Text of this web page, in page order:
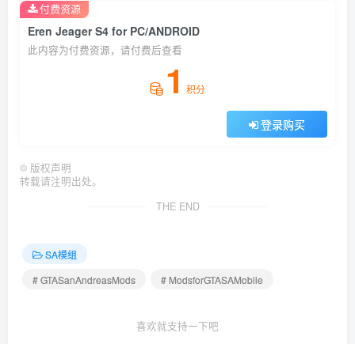
Eren Jeager S4 for PC/ANDROID
此内容为付费资源，请付费后查看
1 积分
登录购买
付费资源
© 版权声明
转载请注明出处。
THE END
SA模组
# GTASanAndreasMods
# ModsforGTASAMobile
喜欢就支持一下吧